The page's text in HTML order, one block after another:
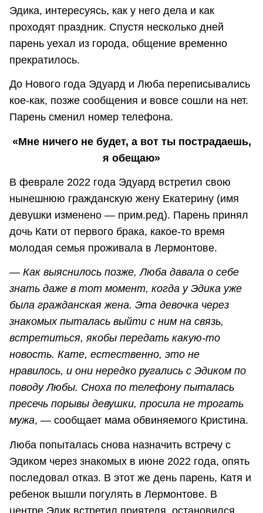
Эдика, интересуясь, как у него дела и как
проходят праздник. Спустя несколько дней
парень уехал из города, общение временно
прекратилось.
До Нового года Эдуард и Люба переписывались
кое-как, позже сообщения и вовсе сошли на нет.
Парень сменил номер телефона.
«Мне ничего не будет, а вот ты пострадаешь,
я обещаю»
В феврале 2022 года Эдуард встретил свою
нынешнюю гражданскую жену Екатерину (имя
девушки изменено — прим.ред). Парень принял
дочь Кати от первого брака, какое-то время
молодая семья проживала в Лермонтове.
— Как выяснилось позже, Люба давала о себе
знать даже в тот момент, когда у Эдика уже
была гражданская жена. Эта девочка через
знакомых пыталась выйти с ним на связь,
встретиться, якобы передать какую-то
новость. Кате, естественно, это не
нравилось, и они нередко ругались с Эдиком по
поводу Любы. Сноха по телефону пыталась
пресечь порывы девушки, просила не трогать
мужа, — сообщает мама обвиняемого Кристина.
Люба попыталась снова назначить встречу с
Эдиком через знакомых в июне 2022 года, опять
последовал отказ. В этот же день парень, Катя и
ребенок вышли погулять в Лермонтове. В
центре Эдик встретил приятеля, остановился